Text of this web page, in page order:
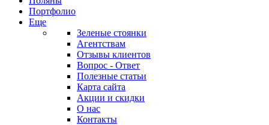
Портфолио
Еще
Зеленые стоянки
Агентствам
Отзывы клиентов
Вопрос - Ответ
Полезные статьи
Карта сайта
Акции и скидки
О нас
Контакты